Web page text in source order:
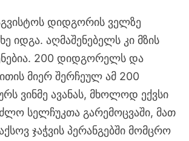
დიდგორის ველზე
იდგა. აღმაშენებელს კი მზის
200 დიდგორელს და
მიერ შერჩეულ ამ 200
ვინმე ავანას, მხოლოდ ექვსი
სელჩუკთა გარემოცვაში, მათ
ჯაჭვის პერანგებში მომცრო